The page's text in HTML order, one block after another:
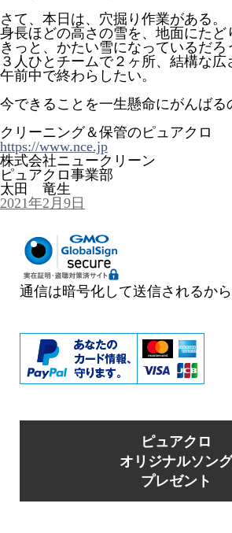
さて、本日は、穴掘り作業がある。
身長ほどの高さの雪を、地面にたど
きっと、かたい雪になっているだろ
３人ひとチームで２ヶ所、結構な
午前中で終わらしたい。
今できることを一生懸命にがんばる
クリーニング＆保管のピュアクロ
https://www.nce.jp
株式会社ニュークリーン
ピュアクロ事業部
太田 竜生
投
2021年2月9日
通信は暗号化して送信されるから
ピュアクロ
オリジナルソング
プレゼント